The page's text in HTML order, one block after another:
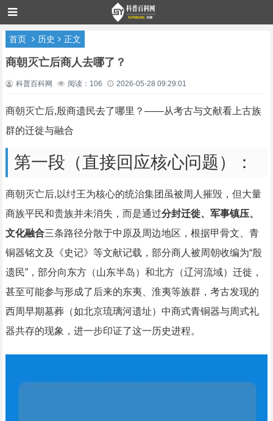
首页 历史 正文
商朝灭亡后商人去哪了？
科普百科网 阅读：106 2026-05-28 09:29:01
商朝灭亡后,殷商遗民去了哪里？——从考古与文献看上古族
群的迁徙与融合
第一段（直接回应核心问题）：
商朝灭亡后,以纣王为核心的统治集团虽被周人摧毁，但大量
商族平民和贵族并未消失，而是通过分封迁徙、军事镇压、
文化融合三条路径分散于中原及周边地区，根据甲骨文、青
铜器铭文及《史记》等文献记载，部分商人被周朝收编为“殷
遗民”，部分向东方（山东半岛）和北方（辽河流域）迁徙，
甚至可能参与形成了后来的东夷、淮夷等族群，考古发现的
西周早期墓葬（如北京琉璃河遗址）中商式青铜器与周式礼
器共存的现象，进一步印证了这一历史进程。